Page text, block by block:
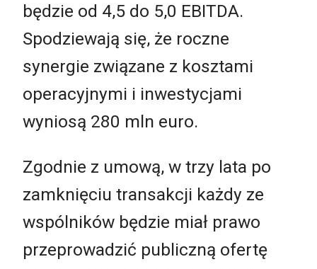
będzie od 4,5 do 5,0 EBITDA.
Spodziewają się, że roczne
synergie związane z kosztami
operacyjnymi i inwestycjami
wyniosą 280 mln euro.
Zgodnie z umową, w trzy lata po
zamknięciu transakcji każdy ze
wspólników będzie miał prawo
przeprowadzić publiczną ofertę